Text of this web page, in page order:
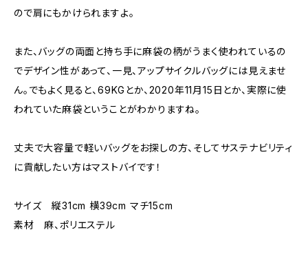
ので肩にもかけられますよ。
また、バッグの両面と持ち手に麻袋の柄がうまく使われているの
でデザイン性があって、一見、アップサイクルバッグには見えませ
ん。でもよく見ると、69KGとか、2020年11月15日とか、実際に使
われていた麻袋ということがわかりますね。
丈夫で大容量で軽いバッグをお探しの方、そしてサステナビリティ
に貢献したい方はマストバイです！
サイズ 縦31cm 横39cm マチ15cm
素材 麻、ポリエステル